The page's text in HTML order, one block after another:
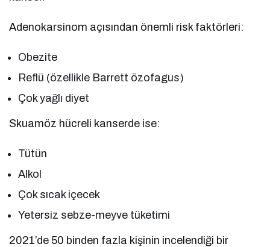
Adenokarsinom açısından önemli risk faktörleri:
Obezite
Reflü (özellikle Barrett özofagus)
Çok yağlı diyet
Skuamöz hücreli kanserde ise:
Tütün
Alkol
Çok sıcak içecek
Yetersiz sebze-meyve tüketimi
2021’de 50 binden fazla kişinin incelendiği bir